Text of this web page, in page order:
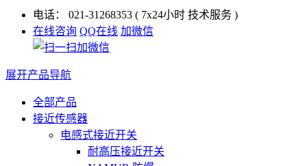
电话： 021-31268353 ( 7x24小时 技术服务 )
在线咨询 QQ在线 加微信
展开产品导航
全部产品
接近传感器
电感式接近开关
耐高压接近开关